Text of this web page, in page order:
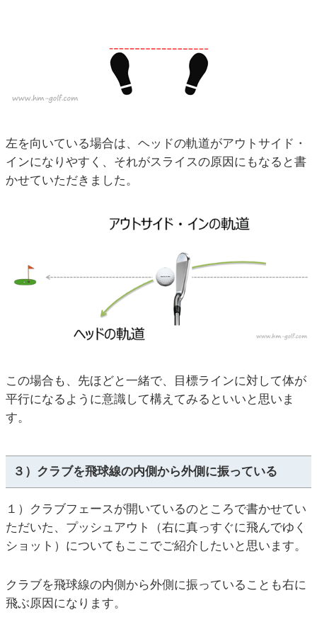
左を向いている場合は、ヘッドの軌道がアウトサイド・
インになりやすく、それがスライスの原因にもなると書
かせていただきました。
この場合も、先ほどと一緒で、目標ラインに対して体が
平行になるように意識して構えてみるといいと思いま
す。
３）クラブを飛球線の内側から外側に振っている
１）クラブフェースが開いているのところで書かせてい
ただいた、プッシュアウト（右に真っすぐに飛んでゆく
ショット）についてもここでご紹介したいと思います。
クラブを飛球線の内側から外側に振っていることも右に
飛ぶ原因になります。